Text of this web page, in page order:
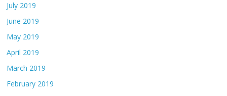
July 2019
June 2019
May 2019
April 2019
March 2019
February 2019